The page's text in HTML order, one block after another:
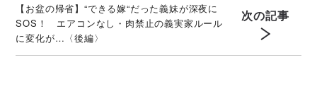
【お盆の帰省】“できる嫁“だった義妹が深夜に
SOS！ エアコンなし・肉禁止の義実家ルール
に変化が…〈後編〉
次の記事